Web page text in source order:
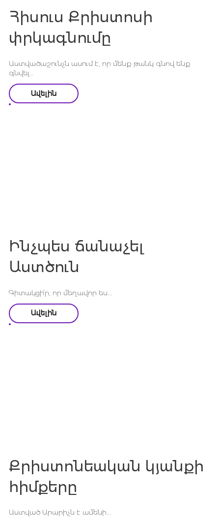
Հիսուս Քրիստոսի
փրկագնումը
Աստվածաշունչն ասում է, որ մենք թանկ գնով ենք
գնվել...
Ավելին
Ինչպես ճանաչել
Աստծուն
Գիտակցի՛ր, որ մեղավոր ես...
Ավելին
Քրիստոնեական կյանքի
հիմքերը
Աստված Արարիչն է ամենի...